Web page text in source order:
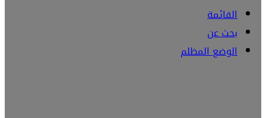
القائمة
بحث عن
الوضع المظلم